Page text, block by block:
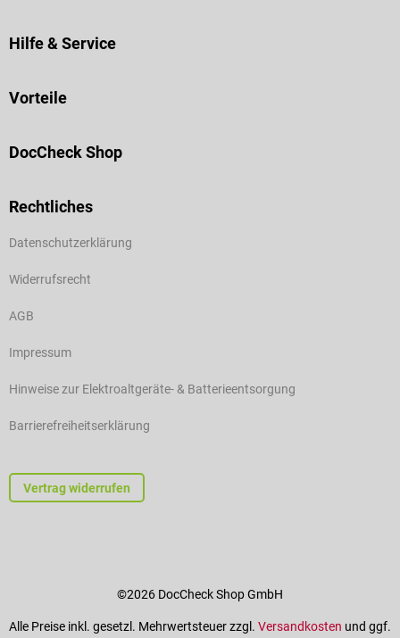
Hilfe & Service
Vorteile
DocCheck Shop
Rechtliches
Datenschutzerklärung
Widerrufsrecht
AGB
Impressum
Hinweise zur Elektroaltgeräte- & Batterieentsorgung
Barrierefreiheitserklärung
Vertrag widerrufen
©2026 DocCheck Shop GmbH
Alle Preise inkl. gesetzl. Mehrwertsteuer zzgl. Versandkosten und ggf.